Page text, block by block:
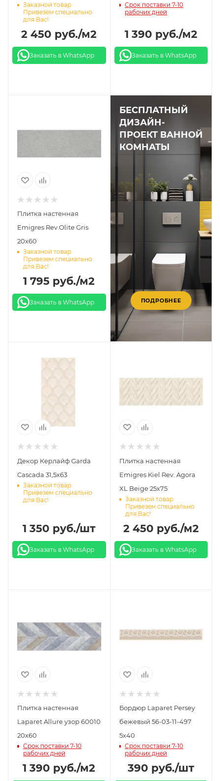
Заказной товар.
Привезем специально
для Вас!
2 450 руб./м2
Заказать в WhatsApp
Срок поставки 7-10
рабочих дней
1 390 руб./м2
Заказать в WhatsApp
Плитка настенная
Emigres Rev.Olite Gris
20х60
Заказной товар.
Привезем специально
для Вас!
1 795 руб./м2
Заказать в WhatsApp
БЕСПЛАТНЫЙ
ДИЗАЙН-
ПРОЕКТ ВАННОЙ
КОМНАТЫ
ПОДРОБНЕЕ
Декор Керлайф Garda
Cascada 31,5х63
Заказной товар.
Привезем специально
для Вас!
1 350 руб./шт
Заказать в WhatsApp
Плитка настенная
Emigres Kiel Rev. Agora
XL Beige 25х75
Заказной товар.
Привезем специально
для Вас!
2 450 руб./м2
Заказать в WhatsApp
Плитка настенная
Laparet Allure узор 60010
20х60
Срок поставки 7-10
рабочих дней
1 390 руб./м2
Бордюр Laparet Persey
бежевый 56-03-11-497
5х40
Срок поставки 7-10
рабочих дней
390 руб./шт